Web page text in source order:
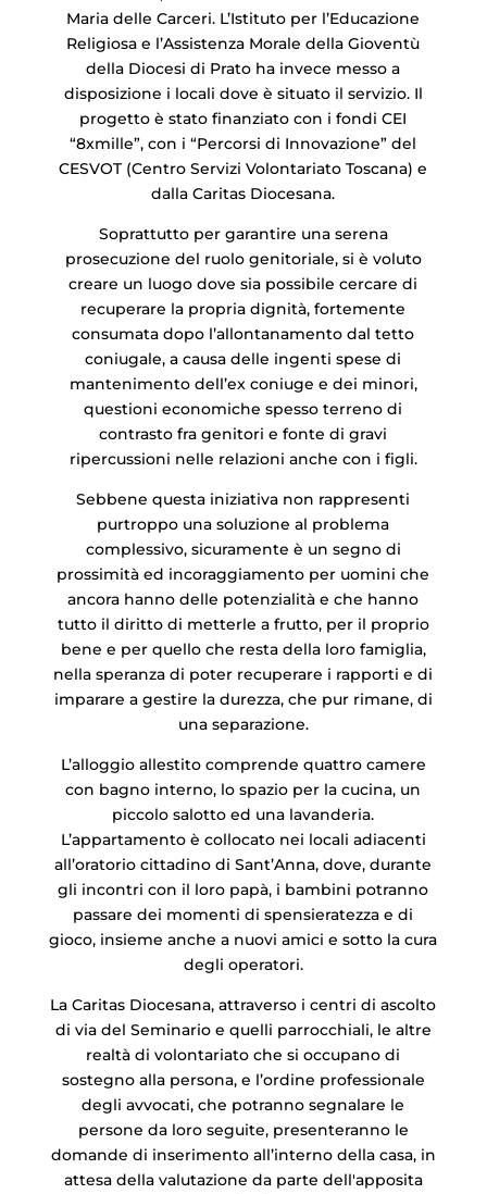
Maria delle Carceri. L’Istituto per l’Educazione
Religiosa e l’Assistenza Morale della Gioventù
della Diocesi di Prato ha invece messo a
disposizione i locali dove è situato il servizio. Il
progetto è stato finanziato con i fondi CEI
“8xmille”, con i “Percorsi di Innovazione” del
CESVOT (Centro Servizi Volontariato Toscana) e
dalla Caritas Diocesana.
Soprattutto per garantire una serena
prosecuzione del ruolo genitoriale, si è voluto
creare un luogo dove sia possibile cercare di
recuperare la propria dignità, fortemente
consumata dopo l’allontanamento dal tetto
coniugale, a causa delle ingenti spese di
mantenimento dell’ex coniuge e dei minori,
questioni economiche spesso terreno di
contrasto fra genitori e fonte di gravi
ripercussioni nelle relazioni anche con i figli.
Sebbene questa iniziativa non rappresenti
purtroppo una soluzione al problema
complessivo, sicuramente è un segno di
prossimità ed incoraggiamento per uomini che
ancora hanno delle potenzialità e che hanno
tutto il diritto di metterle a frutto, per il proprio
bene e per quello che resta della loro famiglia,
nella speranza di poter recuperare i rapporti e di
imparare a gestire la durezza, che pur rimane, di
una separazione.
L’alloggio allestito comprende quattro camere
con bagno interno, lo spazio per la cucina, un
piccolo salotto ed una lavanderia.
L’appartamento è collocato nei locali adiacenti
all’oratorio cittadino di Sant’Anna, dove, durante
gli incontri con il loro papà, i bambini potranno
passare dei momenti di spensieratezza e di
gioco, insieme anche a nuovi amici e sotto la cura
degli operatori.
La Caritas Diocesana, attraverso i centri di ascolto
di via del Seminario e quelli parrocchiali, le altre
realtà di volontariato che si occupano di
sostegno alla persona, e l’ordine professionale
degli avvocati, che potranno segnalare le
persone da loro seguite, presenteranno le
domande di inserimento all’interno della casa, in
attesa della valutazione da parte dell'apposita